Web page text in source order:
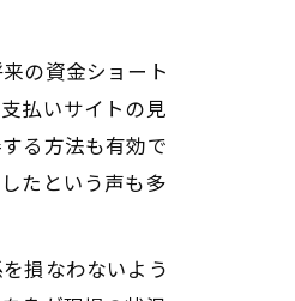
の資金ショート
払いサイトの見
る方法も有効で
たという声も多
損なわないよう